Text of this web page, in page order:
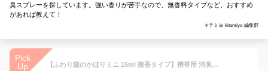
臭スプレーを探しています。強い香りが苦手なので、無香料タイプなど、おすすめ
があれば教えて！
キテミヨ-kitemiyo-編集部
Pick
Up
【ふわり森のかほりミニ 15ml 微香タイプ】携帯用 消臭スプレー 小さくても強力 ボケットからさっと一吹き 植物性の天然消臭剤 木の香り 部屋 キッチン トイレ 靴 下駄箱 タバコ 車 ペット おむつ換え 消臭 脱臭 除菌 天然成分 国産 オーガニック 芳香剤 ヒノキ 速効